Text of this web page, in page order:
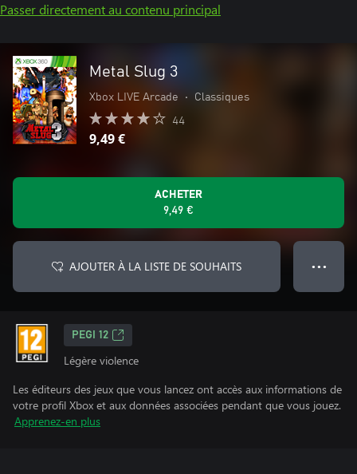
Passer directement au contenu principal
Metal Slug 3
Xbox LIVE Arcade • Classiques
44
9,49 €
ACHETER
9,49 €
AJOUTER À LA LISTE DE SOUHAITS ● ● ●
PEGI 12
Légère violence
Les éditeurs des jeux que vous lancez ont accès aux informations de
votre profil Xbox et aux données associées pendant que vous jouez.
Apprenez-en plus